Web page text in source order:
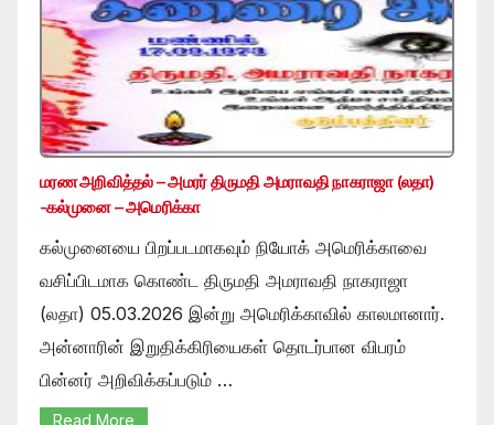
மரண அறிவித்தல் – அமரர் திருமதி அமராவதி நாகராஜா (லதா)
-கல்முனை – அமெரிக்கா
கல்முனையை பிறப்படமாகவும் நியோக் அமெரிக்காவை
வசிப்பிடமாக கொண்ட திருமதி அமராவதி நாகராஜா
(லதா) 05.03.2026 இன்று அமெரிக்காவில் காலமானார்.
அன்னாரின் இறுதிக்கிரியைகள் தொடர்பான விபரம்
பின்னர் அறிவிக்கப்படும் …
Read More